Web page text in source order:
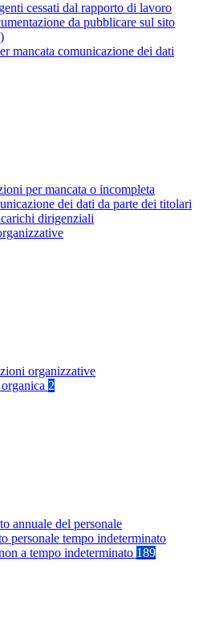
cessati dal rapporto di lavoro
da pubblicare sul sito
mancata comunicazione dei dati
per mancata o incompleta
dei dati da parte dei titolari
dirigenziali
organizzative
2
annuale del personale
personale tempo indeterminato
a tempo indeterminato 189